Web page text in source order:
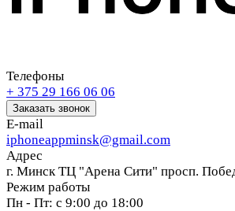
Телефоны
+ 375 29 166 06 06
Заказать звонок
E-mail
iphoneappminsk@gmail.com
Адрес
г. Минск ТЦ "Арена Сити" просп.
Режим работы
Пн - Пт: с 9:00 до 18:00